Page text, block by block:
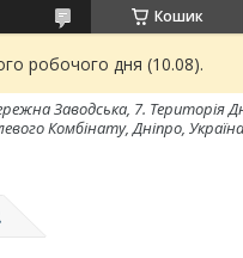
Кошик
робочого дня (10.08).
Заводська, 7. Територія
Комбінату, Дніпро, Україна